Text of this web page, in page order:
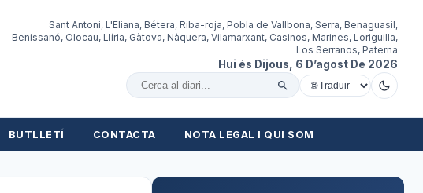
Sant Antoni, L'Eliana, Bétera, Riba-roja, Pobla de Vallbona, Serra, Benaguasil,
Benissanó, Olocau, Llíria, Gàtova, Nàquera, Vilamarxant, Casinos, Marines, Loriguilla,
Los Serranos, Paterna
Hui és Dijous, 6 D’agost De 2026
Cercar al diari
BUTLLETÍ CONTACTA NOTA LEGAL I QUI SOM